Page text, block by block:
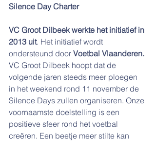
Silence Day Charter
VC Groot Dilbeek werkte het initiatief in
2013 uit. Het initiatief wordt
ondersteund door Voetbal Vlaanderen.
VC Groot Dilbeek hoopt dat de
volgende jaren steeds meer ploegen
in het weekend rond 11 november de
Silence Days zullen organiseren. Onze
voornaamste doelstelling is een
positieve sfeer rond het voetbal
creëren. Een beetje meer stilte kan